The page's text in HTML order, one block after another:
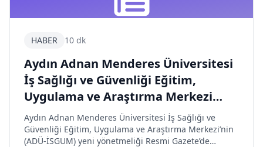
HABER 10 dk
Aydın Adnan Menderes Üniversitesi
İş Sağlığı ve Güvenliği Eğitim,
Uygulama ve Araştırma Merkezi
Yönetmeliği
Aydın Adnan Menderes Üniversitesi İş Sağlığı ve
Güvenliği Eğitim, Uygulama ve Araştırma Merkezi’nin
(ADÜ-İSGUM) yeni yönetmeliği Resmi Gazete’de